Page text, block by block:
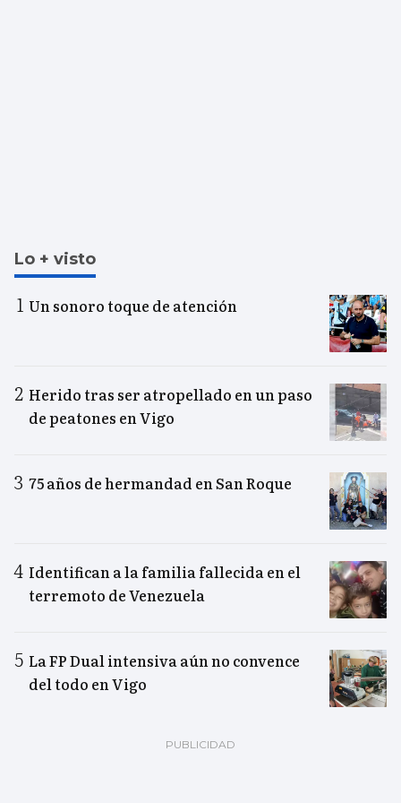
Lo + visto
Un sonoro toque de atención
Herido tras ser atropellado en un paso
de peatones en Vigo
75 años de hermandad en San Roque
Identifican a la familia fallecida en el
terremoto de Venezuela
La FP Dual intensiva aún no convence
del todo en Vigo